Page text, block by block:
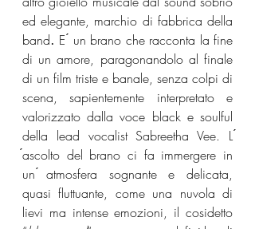
ed elegante, marchio di fabbrica della
band. E ́ un brano che racconta la fine
di un amore, paragonandolo al finale
di un film triste e banale, senza colpi di
scena, sapientemente interpretato e
valorizzato dalla voce black e soulful
della lead vocalist Sabreetha Vee. L
́ascolto del brano ci fa immergere in
un ́atmosfera sognante e delicata,
quasi fluttuante, come una nuvola di
lievi ma intense emozioni, il cosidetto